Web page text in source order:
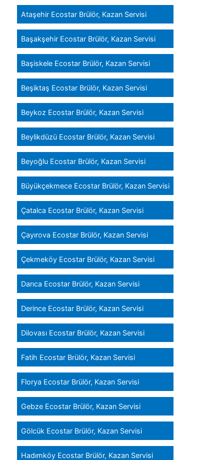
Ataşehir Ecostar Brülör, Kazan Servisi
Başakşehir Ecostar Brülör, Kazan Servisi
Başiskele Ecostar Brülör, Kazan Servisi
Beşiktaş Ecostar Brülör, Kazan Servisi
Beykoz Ecostar Brülör, Kazan Servisi
Beylikdüzü Ecostar Brülör, Kazan Servisi
Beyoğlu Ecostar Brülör, Kazan Servisi
Büyükçekmece Ecostar Brülör, Kazan Servisi
Çatalca Ecostar Brülör, Kazan Servisi
Çayırova Ecostar Brülör, Kazan Servisi
Çekmeköy Ecostar Brülör, Kazan Servisi
Darıca Ecostar Brülör, Kazan Servisi
Derince Ecostar Brülör, Kazan Servisi
Dilovası Ecostar Brülör, Kazan Servisi
Fatih Ecostar Brülör, Kazan Servisi
Florya Ecostar Brülör, Kazan Servisi
Gebze Ecostar Brülör, Kazan Servisi
Gölcük Ecostar Brülör, Kazan Servisi
Hadımköy Ecostar Brülör, Kazan Servisi